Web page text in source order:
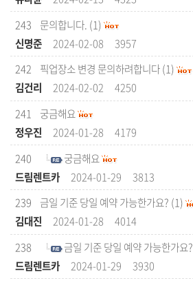
243
문의합니다. (1)
신명준
2024-02-08
3957
242
픽업장소 변경 문의하려합니다(1)
김건리
2024-02-02
4250
241
궁금해요
정우진
2024-01-28
4179
240
궁금해요
드림렌트카
2024-01-29
3813
239
금일 기준 당일 예약 가능한가요? (1)
김대진
2024-01-28
4014
238
금일 기준 당일 예약 가능한가요?
드림렌트카
2024-01-29
3930